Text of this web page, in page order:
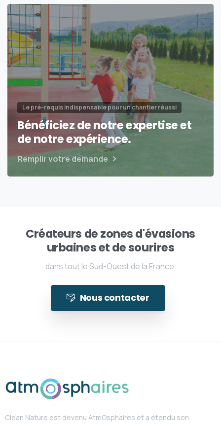
Le pré-requis indispensable pour un chantier réussi
Bénéficiez de notre expertise et
de notre expérience.
Remplir votre demande
Créateurs de zones d'évasions
urbaines et de sourires
dans tout le Sud-Ouest de la France.
Nous contacter
Clean Nature est devenu AtmOsphaires et a étendu son